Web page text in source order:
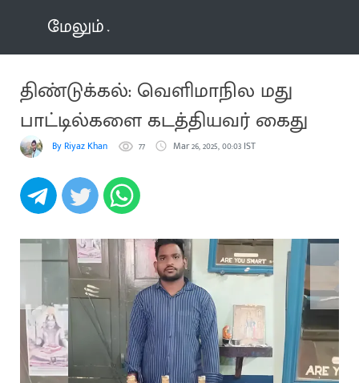
மேலும்
திண்டுக்கல்: வெளிமாநில மது
பாட்டில்களை கடத்தியவர் கைது
By Riyaz Khan 77 Mar 26, 2025, 00:03 IST